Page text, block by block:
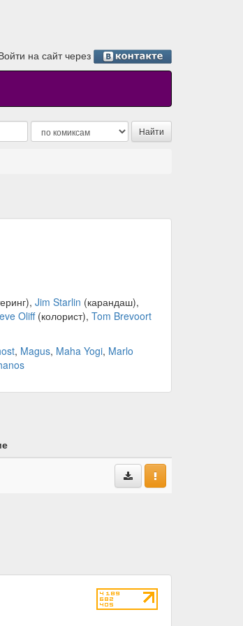
на сайт через
Jim Starlin (карандаш),
Oliff(колорист), Tom Brevoort
, Magus, Maha Yogi, Marlo